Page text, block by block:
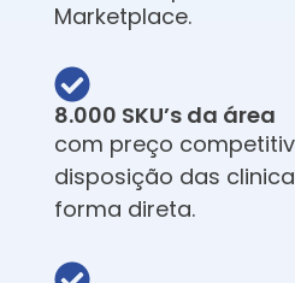
Marketplace.
8.000 SKU’s da área
com preço
disposição das
forma direta.